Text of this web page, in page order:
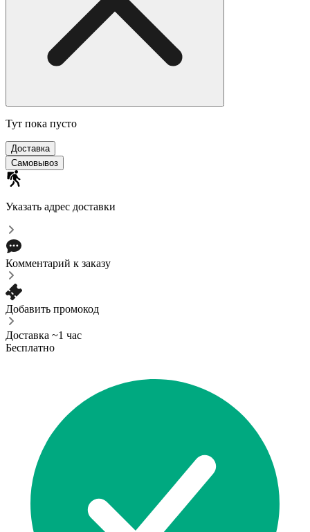
Тут пока пусто
Доставка
Самовывоз
Указать адрес доставки
Комментарий к заказу
Добавить промокод
Доставка ~1 час
Бесплатно